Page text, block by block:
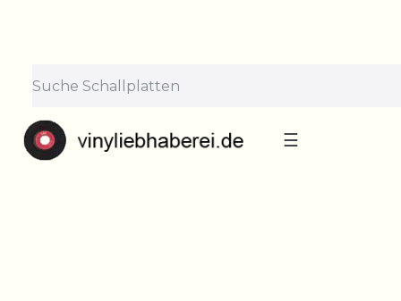
Bestellungen nehmen wir gerne entgegen —
der Versand startet wieder ab Montag, 31.
☰